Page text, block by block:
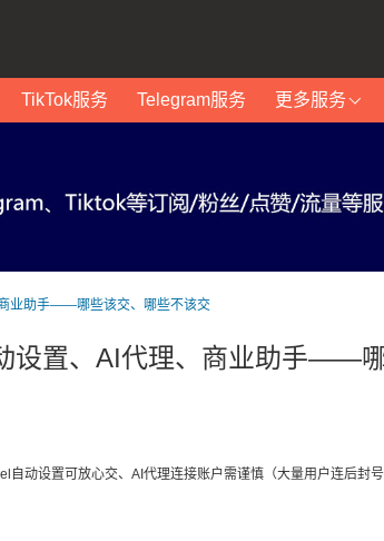
TikTok服务 Telegram服务 更多服务
业助手——哪些该交、哪些不该交
设置、AI代理、商业助手——
动设置可放心交、AI代理连接账户需谨慎（大量用户连后封